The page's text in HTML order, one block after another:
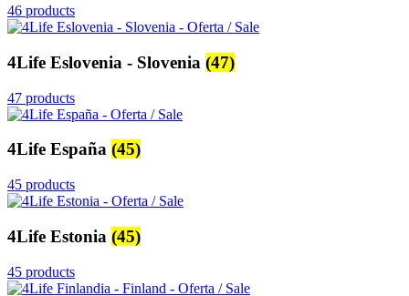
46 products
4Life Eslovenia - Slovenia (47)
47 products
4Life España (45)
45 products
4Life Estonia (45)
45 products